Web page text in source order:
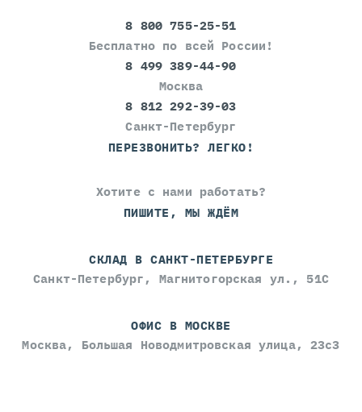
8 800 755-25-51
Бесплатно по всей России!
8 499 389-44-90
Москва
8 812 292-39-03
Санкт-Петербург
ПЕРЕЗВОНИТЬ? ЛЕГКО!
Хотите с нами работать?
ПИШИТЕ, МЫ ЖДЁМ
СКЛАД В САНКТ-ПЕТЕРБУРГЕ
Санкт-Петербург, Магнитогорская ул., 51С
ОФИС В МОСКВЕ
Москва, Большая Новодмитровская улица, 23с3